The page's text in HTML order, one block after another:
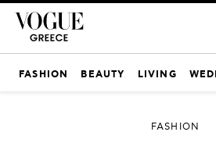
FASHION BEAUTY LIVING
FASHION